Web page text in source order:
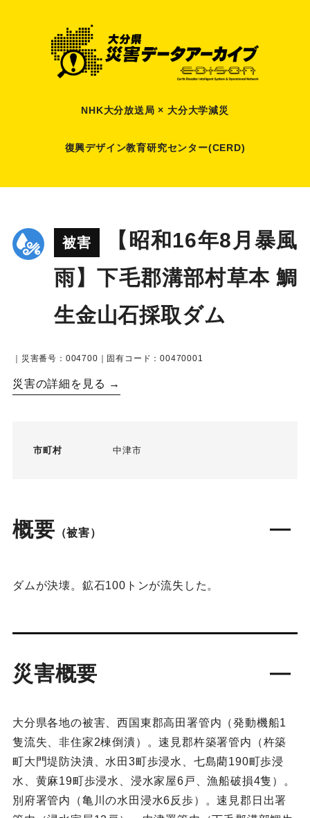
NHK大分放送局 × 大分大学減災
復興デザイン教育研究センター(CERD)
被害
【昭和16年8月暴風
雨】下毛郡溝部村草本 鯛
生金山石採取ダム
｜災害番号：004700｜固有コード：00470001
災害の詳細を見る →
市町村 中津市
概要 （被害）
ダムが決壊。鉱石100トンが流失した。
災害概要
大分県各地の被害、西国東郡高田署管内（発動機船1
隻流失、非住家2棟倒潰）。速見郡杵築署管内（杵築
町大門堤防決潰、水田3町歩浸水、七島藺190町歩浸
水、黄麻19町歩浸水、浸水家屋6戸、漁船破損4隻）。
別府署管内（亀川の水田浸水6反歩）。速見郡日出署